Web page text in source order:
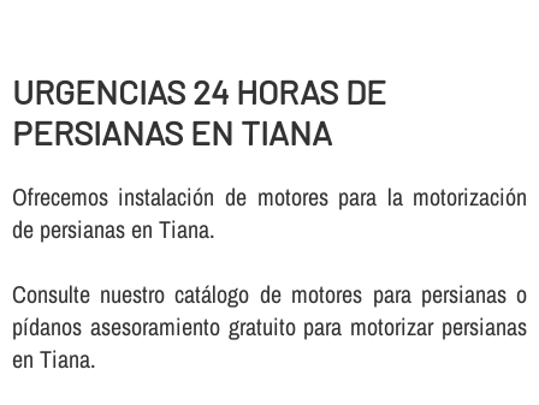
URGENCIAS 24 HORAS DE
PERSIANAS EN TIANA
Ofrecemos instalación de motores para la motorización
de persianas en Tiana.
Consulte nuestro catálogo de motores para persianas o
pí­danos asesoramiento gratuito para motorizar persianas
en Tiana.